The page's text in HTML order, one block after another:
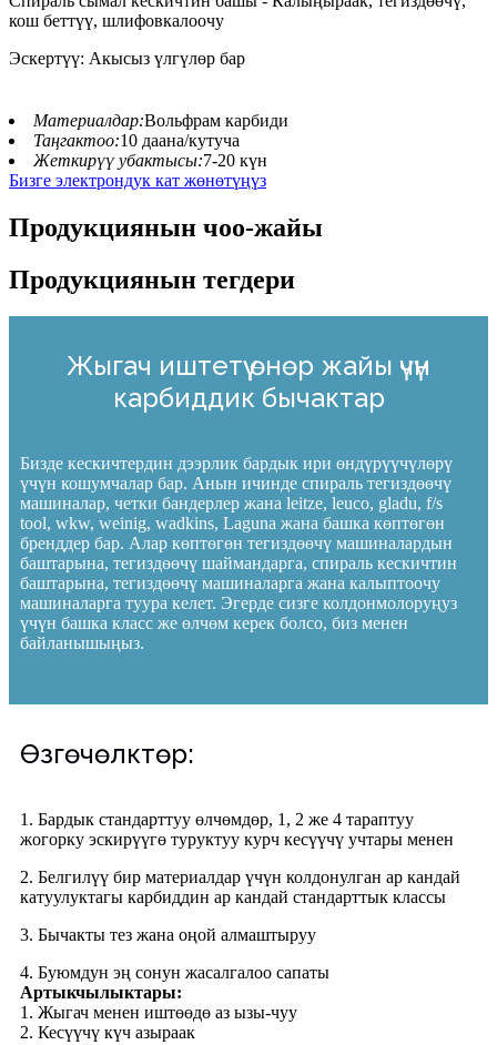
кош беттүү, шлифовкалоочу
Эскертүү: Акысыз үлгүлөр бар
Материалдар:Вольфрам карбиди
Таңгактоо:10 даана/кутуча
Жеткирүү убактысы:7-20 күн
Бизге электрондук кат жөнөтүңүз
Продукциянын чоо-жайы
Продукциянын тегдери
Жыгач иштетүү өнөр жайы үчүн
карбиддик бычактар
Бизде кескичтердин дээрлик бардык ири өндүрүүчүлөрү
үчүн кошумчалар бар. Анын ичинде спираль тегиздөөчү
машиналар, четки бандерлер жана leitze, leuco, gladu, f/s
tool, wkw, weinig, wadkins, Laguna жана башка көптөгөн
бренддер бар. Алар көптөгөн тегиздөөчү машиналардын
баштарына, тегиздөөчү шаймандарга, спираль кескичтин
баштарына, тегиздөөчү машиналарга жана калыптоочу
машиналарга туура келет. Эгерде сизге колдонмолоруңуз
үчүн башка класс же өлчөм керек болсо, биз менен
байланышыңыз.
Өзгөчөлүктөрү:
1. Бардык стандарттуу өлчөмдөр, 1, 2 же 4 тараптуу
жогорку эскирүүгө туруктуу курч кесүүчү учтары менен
2. Белгилүү бир материалдар үчүн колдонулган ар кандай
катуулуктагы карбиддин ар кандай стандарттык классы
3. Бычакты тез жана оңой алмаштыруу
4. Буюмдун эң сонун жасалгалоо сапаты
Артыкчылыктары:
1. Жыгач менен иштөөдө аз ызы-чуу
2. Кесүүчү күч азыраак